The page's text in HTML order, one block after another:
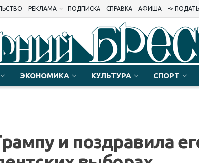
РЕКЛАМА ПОДПИСКА СПРАВКА АФИША ->
ЭКОНОМИКА КУЛЬТУРА СПОРТ
и поздравила